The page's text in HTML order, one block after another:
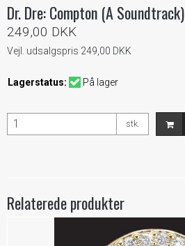
Dr. Dre: Compton (A Soundtrack)
249,00 DKK
Vejl. udsalgspris 249,00 DKK
Lagerstatus: På lager
stk.
Relaterede produkter